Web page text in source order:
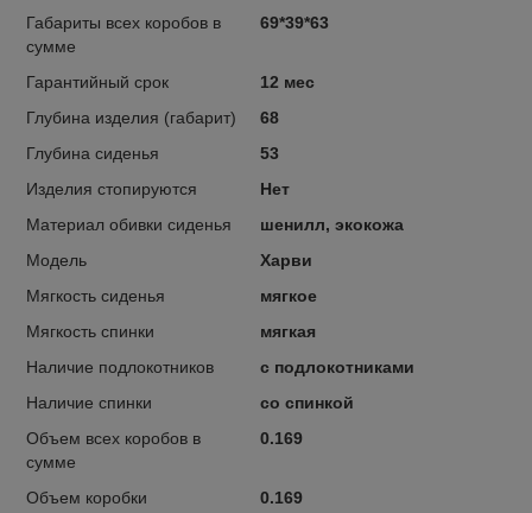
Габариты всех коробов в
сумме
69*39*63
Гарантийный срок
12 мес
Глубина изделия (габарит)
68
Глубина сиденья
53
Изделия стопируются
Нет
Материал обивки сиденья
шенилл, экокожа
Модель
Харви
Мягкость сиденья
мягкое
Мягкость спинки
мягкая
Наличие подлокотников
с подлокотниками
Наличие спинки
со спинкой
Объем всех коробов в
сумме
0.169
Объем коробки
0.169